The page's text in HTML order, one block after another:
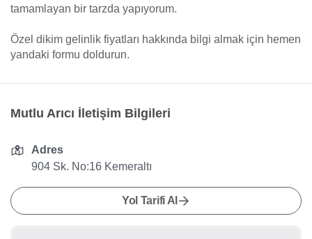
tamamlayan bir tarzda yapıyorum.
Özel dikim gelinlik fiyatları hakkında bilgi almak için hemen
yandaki formu doldurun.
Mutlu Arıcı İletişim Bilgileri
Adres
904 Sk. No:16 Kemeraltı
Yol Tarifi Al